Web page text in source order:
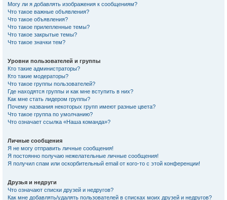
Могу ли я добавлять изображения к сообщениям?
Что такое важные объявления?
Что такое объявления?
Что такое прилепленные темы?
Что такое закрытые темы?
Что такое значки тем?
Уровни пользователей и группы
Кто такие администраторы?
Кто такие модераторы?
Что такое группы пользователей?
Где находятся группы и как мне вступить в них?
Как мне стать лидером группы?
Почему названия некоторых групп имеют разные цвета?
Что такое группа по умолчанию?
Что означает ссылка «Наша команда»?
Личные сообщения
Я не могу отправить личные сообщения!
Я постоянно получаю нежелательные личные сообщения!
Я получил спам или оскорбительный email от кого-то с этой конференции!
Друзья и недруги
Что означают списки друзей и недругов?
Как мне добавлять/удалять пользователей в списках моих друзей и недругов?